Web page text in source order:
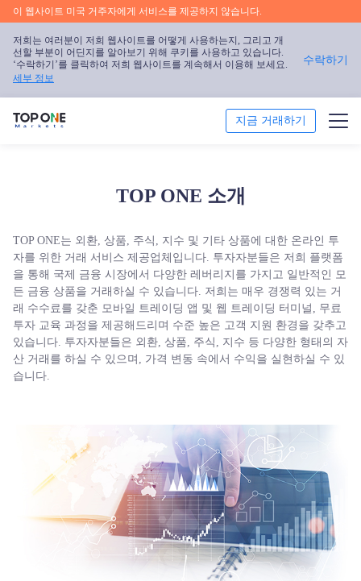
이 웹사이트 미국 거주자에게 서비스를 제공하지 않습니다.
저희는 여러분이 저희 웹사이트를 어떻게 사용하는지, 그리고 개
선할 부분이 어딘지를 알아보기 위해 쿠키를 사용하고 있습니다.
‘수락하기’를 클릭하여 저희 웹사이트를 계속해서 이용해 보세요.
세부 정보
수락하기
지금 거래하기
시장분석
트레이딩 교육
프로모션
회사 소개
| Partners
TOP ONE 소개
TOP ONE는 외환, 상품, 주식, 지수 및 기타 상품에 대한 온라인 투
자를 위한 거래 서비스 제공업체입니다. 투자자분들은 저희 플랫폼
을 통해 국제 금융 시장에서 다양한 레버리지를 가지고 일반적인 모
든 금융 상품을 거래하실 수 있습니다. 저희는 매우 경쟁력 있는 거
래 수수료를 갖춘 모바일 트레이딩 앱 및 웹 트레이딩 터미널, 무료
투자 교육 과정을 제공해드리며 수준 높은 고객 지원 환경을 갖추고
있습니다. 투자자분들은 외환, 상품, 주식, 지수 등 다양한 형태의 자
산 거래를 하실 수 있으며, 가격 변동 속에서 수익을 실현하실 수 있
습니다.